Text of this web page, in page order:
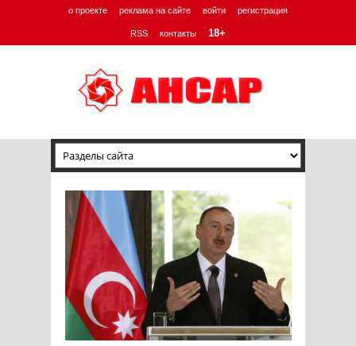
о проекте реклама на сайте войти регистрация
RSS контакты 18+